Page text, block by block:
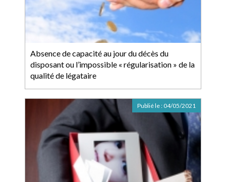
Absence de capacité au jour du décès du
disposant ou l’impossible « régularisation » de la
qualité de légataire
Publié le : 04/05/2021